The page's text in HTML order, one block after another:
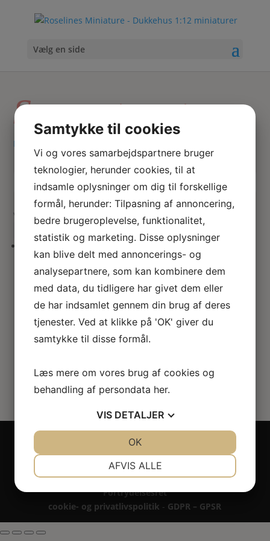
Vælg en side
Servantesæt
Hjem
Skriv
hvad
du
søger
her
Søg
Viser 1 resultat
Servantesæt i porcelæn m.
roser
98.00kr.
Copyright 2024 - All rights reserved RoseLines
Miniature ® på design, brandnavn, logo, tekst og
billedemateriale.
Betaling - Levering - Garanti & reklamation -
Fortrydelsesret
cookie- og privatlivspolitik - GDPR – GPSR
Samtykke til cookies
Vi og vores samarbejdspartnere bruger
teknologier, herunder cookies, til at
indsamle oplysninger om dig til forskellige
formål, herunder: Tilpasning af annoncering,
bedre brugeroplevelse, funktionalitet,
statistik og marketing. Disse oplysninger
kan blive delt med annoncerings- og
analysepartnere, som kan kombinere dem
med data, du tidligere har givet dem eller
de har indsamlet gennem din brug af deres
tjenester. Ved at klikke på 'OK' giver du
samtykke til disse formål.
Læs mere om vores brug af cookies og
behandling af persondata her.
VIS DETALJER
MARKETING STATISTIK
AFVIS ALLE
OK